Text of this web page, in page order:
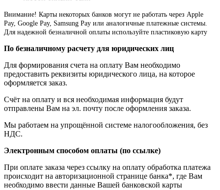
Внимание! Карты некоторых банков могут не работать через Apple
Pay, Google Pay, Samsung Pay или аналогичные платежные системы.
Для надежной безналичной оплаты используйте пластиковую карту
По безналичному расчету для юридических лиц
Для формирования счета на оплату Вам необходимо
предоставить реквизиты юридического лица, на которое
оформляется заказ.
Счёт на оплату и вся необходимая информация будут
отправлены Вам на эл. почту после оформления заказа.
Мы работаем на упрощённой системе налогообложения, без
НДС.
Электронным способом оплаты (по ссылке)
При оплате заказа через ссылку на оплату обработка платежа
происходит на авторизационной странице банка*, где Вам
необходимо ввести данные Вашей банковской карты